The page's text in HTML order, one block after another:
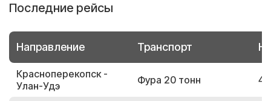
Последние рейсы
Направление Транспорт
Красноперекопск -
Улан-Удэ
Фура 20 тонн